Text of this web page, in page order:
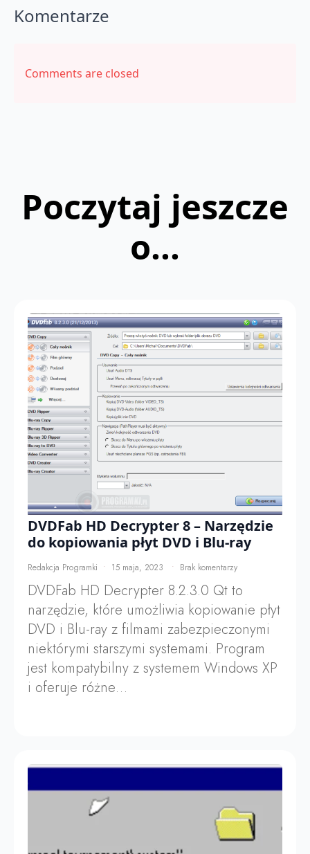
Komentarze
Comments are closed
Poczytaj jeszcze
o...
DVDFab HD Decrypter 8 – Narzędzie
do kopiowania płyt DVD i Blu-ray
Redakcja Programki 15 maja, 2023 Brak komentarzy
DVDFab HD Decrypter 8.2.3.0 Qt to
narzędzie, które umożliwia kopiowanie płyt
DVD i Blu-ray z filmami zabezpieczonymi
niektórymi starszymi systemami. Program
jest kompatybilny z systemem Windows XP
i oferuje różne…